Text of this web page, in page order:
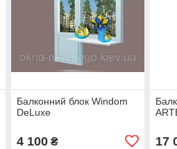
Балконний блок Windom
DeLuxe
4 100₴ 17